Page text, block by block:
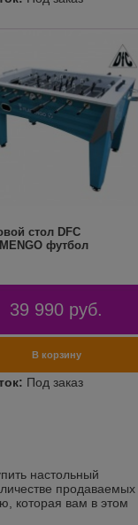
стол DFC
футбол
39 990 руб.
настольный
продаваемых
, которая вам в этом